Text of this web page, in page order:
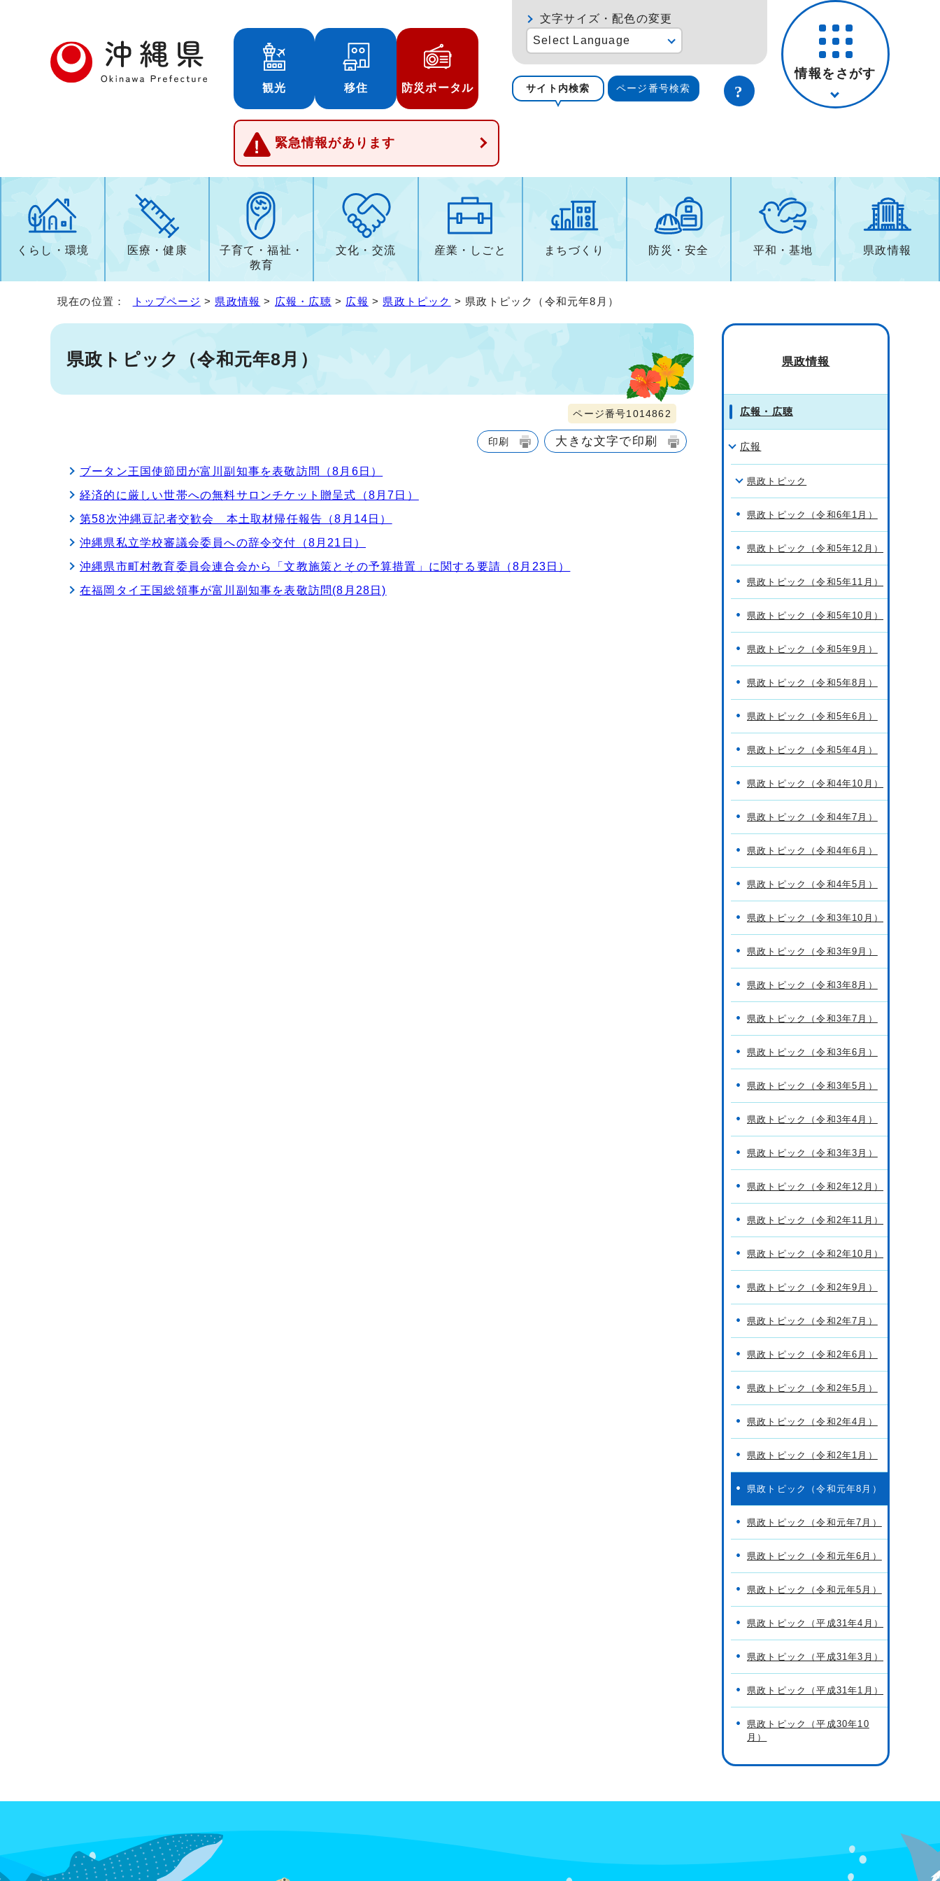
観光 移住 防災ポータル
緊急情報があります
文字サイズ・配色の変更
Select Language
サイト内検索 ページ番号検索
情報をさがす
くらし・環境 医療・健康
子育て・福祉・
教育
文化・交流 産業・しごと まちづくり 防災・安全 平和・基地 県政情報
現在の位置： トップページ > 県政情報 > 広報・広聴 > 広報 > 県政トピック > 県政トピック（令和元年8月）
県政トピック（令和元年8月）
ページ番号1014862
印刷 大きな文字で印刷
ブータン王国使節団が富川副知事を表敬訪問（8月6日）
経済的に厳しい世帯への無料サロンチケット贈呈式（8月7日）
第58次沖縄豆記者交歓会 本土取材帰任報告（8月14日）
沖縄県私立学校審議会委員への辞令交付（8月21日）
沖縄県市町村教育委員会連合会から「文教施策とその予算措置」に関する要請（8月23日）
在福岡タイ王国総領事が富川副知事を表敬訪問(8月28日)
県政情報
広報・広聴
広報
県政トピック
県政トピック（令和6年1月）
県政トピック（令和5年12月）
県政トピック（令和5年11月）
県政トピック（令和5年10月）
県政トピック（令和5年9月）
県政トピック（令和5年8月）
県政トピック（令和5年6月）
県政トピック（令和5年4月）
県政トピック（令和4年10月）
県政トピック（令和4年7月）
県政トピック（令和4年6月）
県政トピック（令和4年5月）
県政トピック（令和3年10月）
県政トピック（令和3年9月）
県政トピック（令和3年8月）
県政トピック（令和3年7月）
県政トピック（令和3年6月）
県政トピック（令和3年5月）
県政トピック（令和3年4月）
県政トピック（令和3年3月）
県政トピック（令和2年12月）
県政トピック（令和2年11月）
県政トピック（令和2年10月）
県政トピック（令和2年9月）
県政トピック（令和2年7月）
県政トピック（令和2年6月）
県政トピック（令和2年5月）
県政トピック（令和2年4月）
県政トピック（令和2年1月）
県政トピック（令和元年8月）
県政トピック（令和元年7月）
県政トピック（令和元年6月）
県政トピック（令和元年5月）
県政トピック（平成31年4月）
県政トピック（平成31年3月）
県政トピック（平成31年1月）
県政トピック（平成30年10
月）